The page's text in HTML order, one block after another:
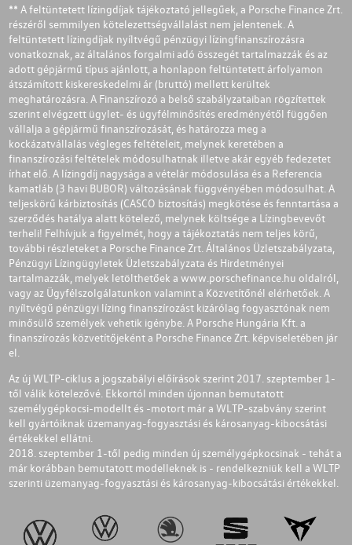
** A feltüntetett lízingdíjak tájékoztató jellegűek, a Porsche Finance Zrt.
részéről semmilyen kötelezettségvállalást nem jelentenek. A
feltüntetett lízingdíjak nyíltvégű pénzügyi lízingfinanszírozásra
vonatkoznak, az általános forgalmi adó összegét tartalmazzák és az
adott gépjármű típus ajánlott, a honlapon feltüntetett árfolyamon
átszámított kiskereskedelmi ár (bruttó) mellett kerültek
meghatározásra. A Finanszírozó a belső szabályzataiban rögzítettek
szerint elvégzett ügylet- és ügyfélminősítés eredményétől függően
vállalja a gépjármű finanszírozását, és határozza meg a
kockázatvállalás végleges feltételeit, melynek keretében a
finanszírozási feltételek módosulhatnak illetve akár egyéb fedezetet
írhat elő. A lízingdíj nagysága a vételár módosulása és a Referencia
kamatláb (3 havi BUBOR) változásának függvényében módosulhat. A
teljeskörű kárbiztosítás (CASCO biztosítás) megkötése és fenntartása a
szerződés hatálya alatt kötelező, melynek költsége a Lízingbevevőt
terheli! Felhívjuk a figyelmét, hogy a tájékoztatás nem teljes körű,
további részleteket a Porsche Finance Zrt. Általános Üzletszabályzata,
Pénzügyi Lízingügyletek Üzletszabályzata és Hirdetményei
tartalmazzák, melyek letölthetőek a www.porschefinance.hu oldalról,
vagy az Ügyfélszolgálatunkon valamint a Közvetítőnél elérhetőek. A
nyíltvégű pénzügyi lízing finanszírozást kizárólag fogyasztónak nem
minősülő személyek vehetik igénybe. A Porsche Hungária Kft. a
finanszírozás közvetítőjeként a Porsche Finance Zrt. képviseletében jár
el.
Az új WLTP-ciklus a jogszabályi előírások szerint 2017. szeptember 1-
től válik kötelezővé. Ekkortól minden újonnan bemutatott
személygépkocsi-modellt és -motort már a WLTP-szabvány szerint
kell gyártóiknak üzemanyag-fogyasztási és károsanyag-kibocsátási
értékekkel ellátni.
2018. szeptember 1-től pedig minden új személygépkocsinak - tehát a
már korábban bemutatott modelleknek is - rendelkezniük kell a WLTP
szerinti üzemanyag-fogyasztási és károsanyag-kibocsátási értékekkel.